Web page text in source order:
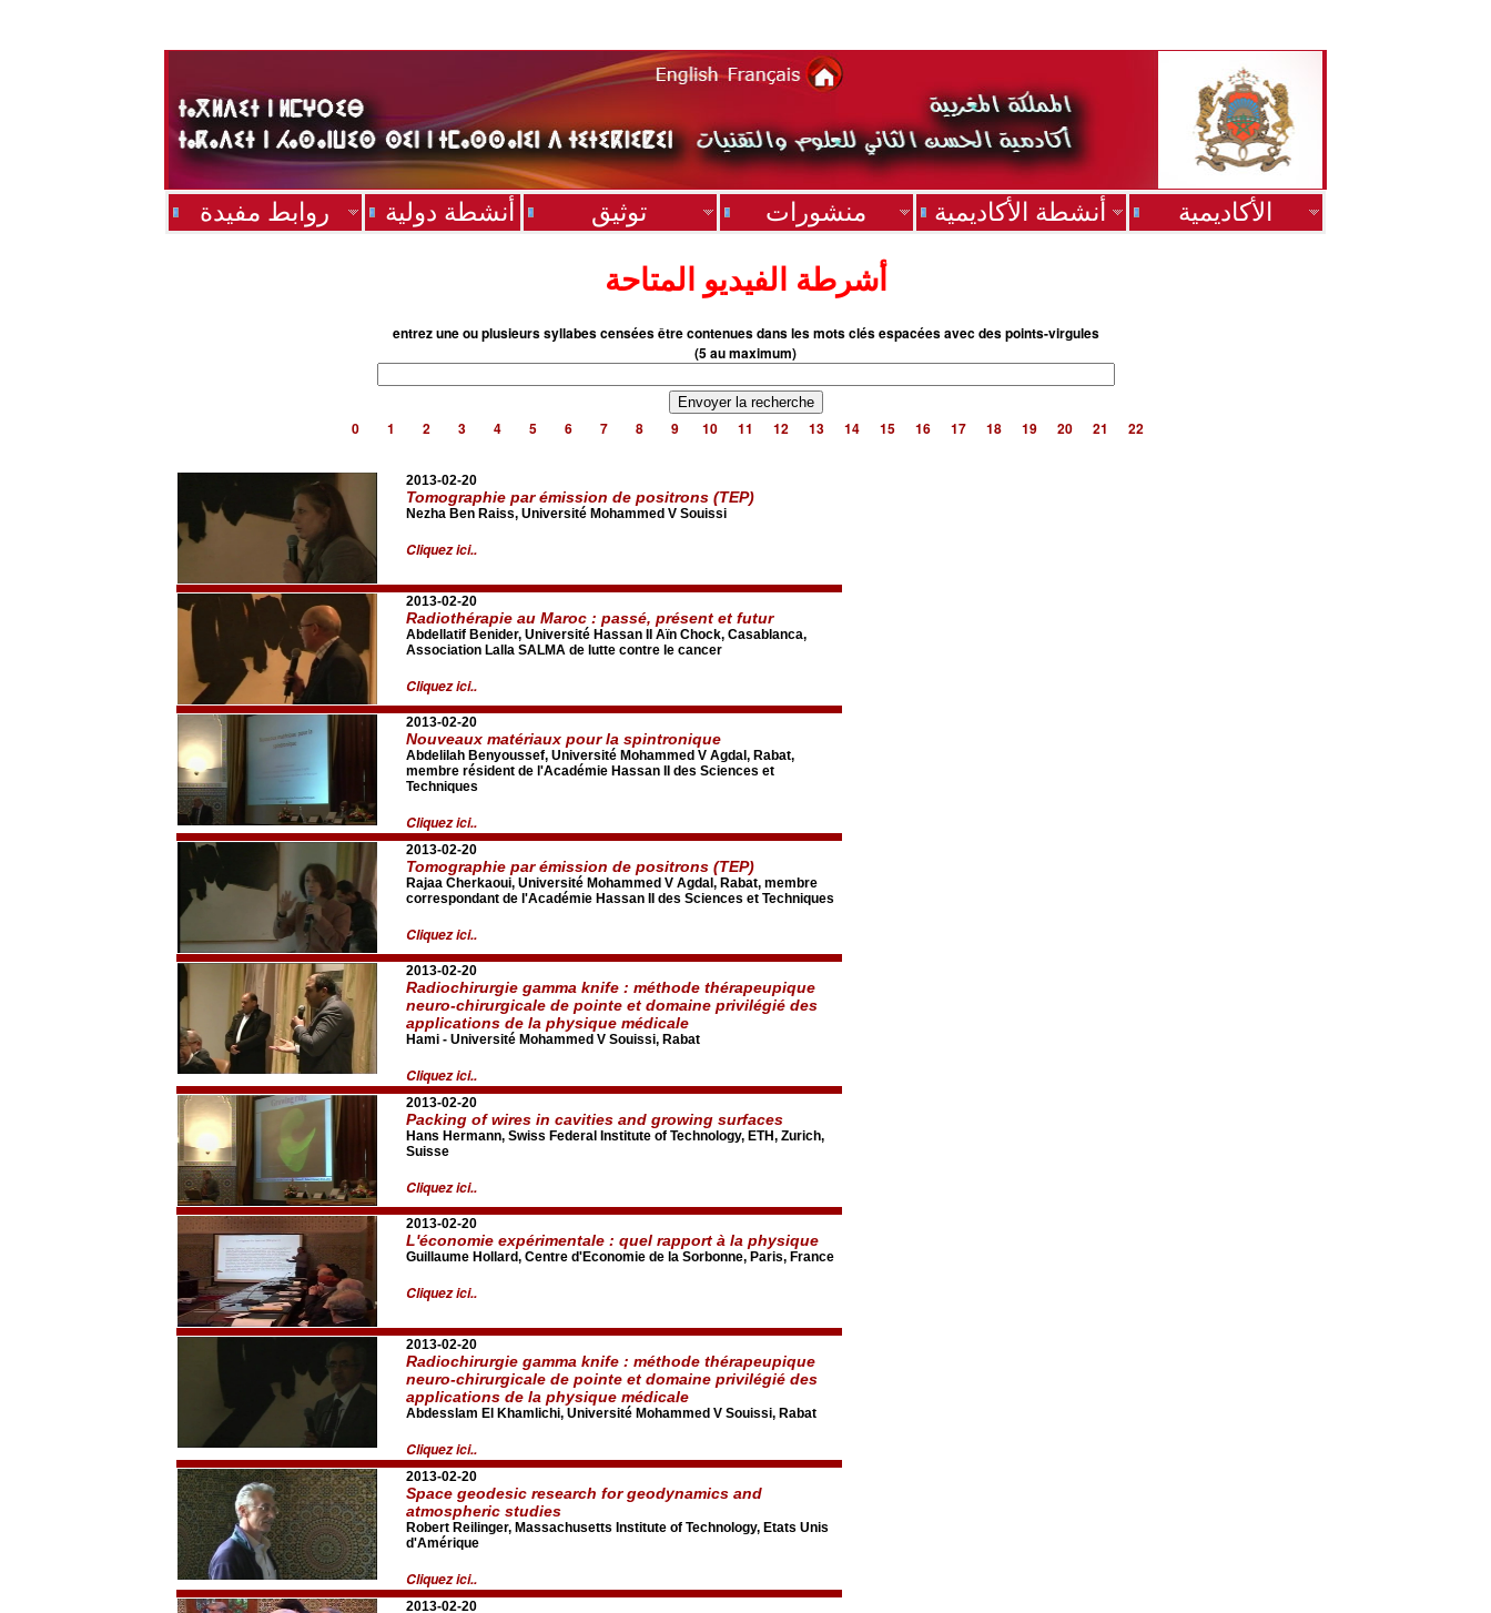
روابط مفيدة أنشطة دولية توثيق منشورات أنشطة الأكاديمية الأكاديمية
أشرطة الفيديو المتاحة
entrez une ou plusieurs syllabes censées être contenues dans les mots clés espacées avec des points-virgules
(5 au maximum)
0 1 2 3 4 5 6 7 8 9 10 11 12 13 14 15 16 17 18 19 20 21 22
2013-02-20
Tomographie par émission de positrons (TEP)
Nezha Ben Raiss, Université Mohammed V Souissi
Cliquez ici..
2013-02-20
Radiothérapie au Maroc : passé, présent et futur
Abdellatif Benider, Université Hassan II Aïn Chock, Casablanca,
Association Lalla SALMA de lutte contre le cancer
Cliquez ici..
2013-02-20
Nouveaux matériaux pour la spintronique
Abdelilah Benyoussef, Université Mohammed V Agdal, Rabat,
membre résident de l'Académie Hassan II des Sciences et
Techniques
Cliquez ici..
2013-02-20
Tomographie par émission de positrons (TEP)
Rajaa Cherkaoui, Université Mohammed V Agdal, Rabat, membre
correspondant de l'Académie Hassan II des Sciences et Techniques
Cliquez ici..
2013-02-20
Radiochirurgie gamma knife : méthode thérapeupique
neuro-chirurgicale de pointe et domaine privilégié des
applications de la physique médicale
Hami - Université Mohammed V Souissi, Rabat
Cliquez ici..
2013-02-20
Packing of wires in cavities and growing surfaces
Hans Hermann, Swiss Federal Institute of Technology, ETH, Zurich,
Suisse
Cliquez ici..
2013-02-20
L'économie expérimentale : quel rapport à la physique
Guillaume Hollard, Centre d'Economie de la Sorbonne, Paris, France
Cliquez ici..
2013-02-20
Radiochirurgie gamma knife : méthode thérapeupique
neuro-chirurgicale de pointe et domaine privilégié des
applications de la physique médicale
Abdesslam El Khamlichi, Université Mohammed V Souissi, Rabat
Cliquez ici..
2013-02-20
Space geodesic research for geodynamics and
atmospheric studies
Robert Reilinger, Massachusetts Institute of Technology, Etats Unis
d'Amérique
Cliquez ici..
2013-02-20